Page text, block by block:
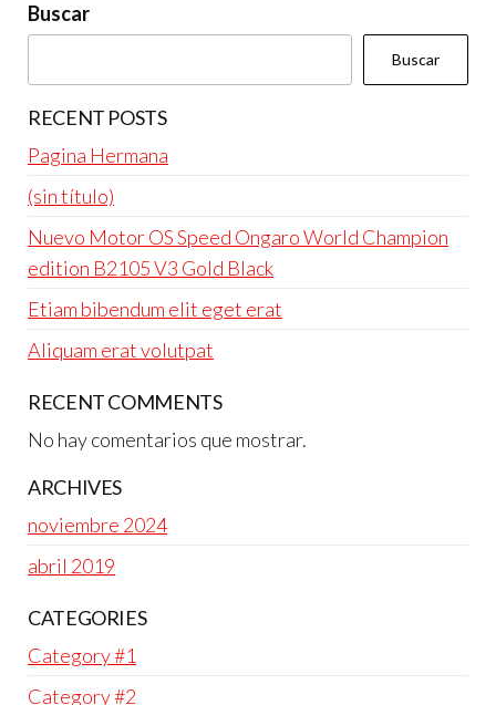
Buscar
Buscar
RECENT POSTS
Pagina Hermana
(sin título)
Nuevo Motor OS Speed Ongaro World Champion
edition B2105 V3 Gold Black
Etiam bibendum elit eget erat
Aliquam erat volutpat
RECENT COMMENTS
No hay comentarios que mostrar.
ARCHIVES
noviembre 2024
abril 2019
CATEGORIES
Category #1
Category #2